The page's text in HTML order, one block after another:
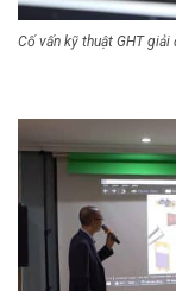
Cố vấn kỹ thuật GHT